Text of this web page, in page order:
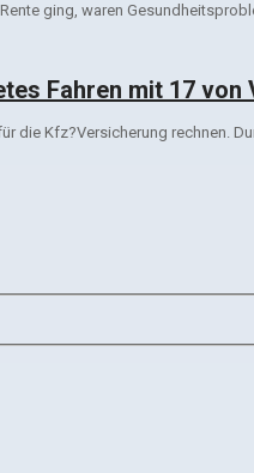
ging, waren
Fahren mit 17 von
die Kfz?Versicherung rechnen.